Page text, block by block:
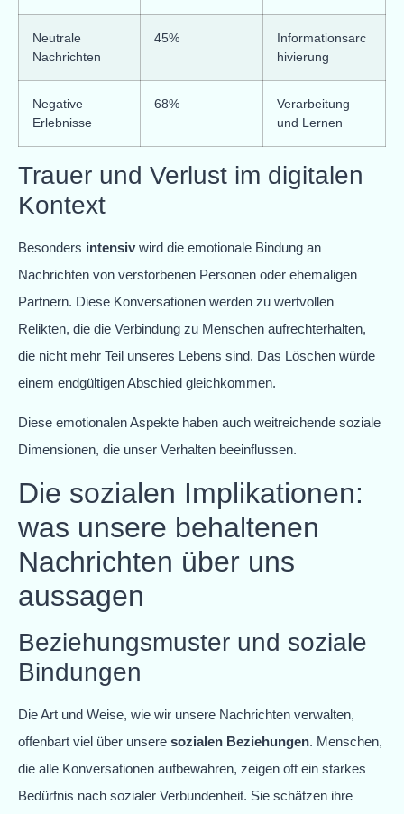
Neutrale
Nachrichten
45%
Informationsarc
hivierung
Negative
Erlebnisse
68%
Verarbeitung
und Lernen
Trauer und Verlust im digitalen
Kontext
Besonders intensiv wird die emotionale Bindung an
Nachrichten von verstorbenen Personen oder ehemaligen
Partnern. Diese Konversationen werden zu wertvollen
Relikten, die die Verbindung zu Menschen aufrechterhalten,
die nicht mehr Teil unseres Lebens sind. Das Löschen würde
einem endgültigen Abschied gleichkommen.
Diese emotionalen Aspekte haben auch weitreichende soziale
Dimensionen, die unser Verhalten beeinflussen.
Die sozialen Implikationen:
was unsere behaltenen
Nachrichten über uns
aussagen
Beziehungsmuster und soziale
Bindungen
Die Art und Weise, wie wir unsere Nachrichten verwalten,
offenbart viel über unsere sozialen Beziehungen. Menschen,
die alle Konversationen aufbewahren, zeigen oft ein starkes
Bedürfnis nach sozialer Verbundenheit. Sie schätzen ihre